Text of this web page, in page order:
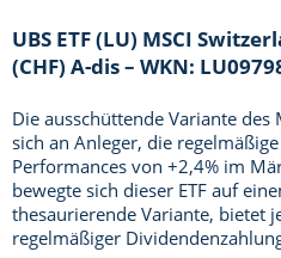
UBS ETF (LU) MSCI
(CHF) A-dis – WKN:
Die ausschüttende Variante des
sich an Anleger, die
Performances von +2,4% im
bewegte sich dieser ETF auf
thesaurierende Variante, bietet
regelmäßiger